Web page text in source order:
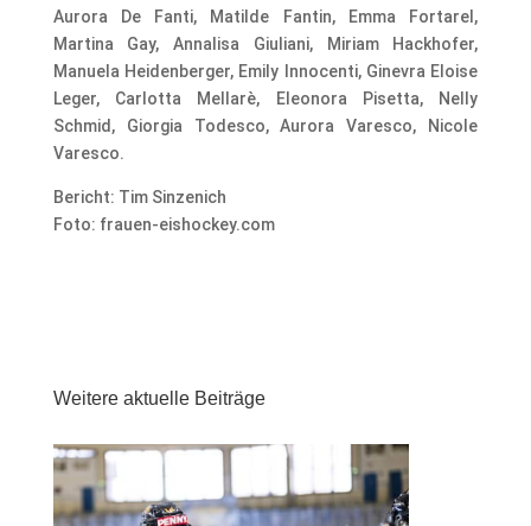
Aurora De Fanti, Matilde Fantin, Emma Fortarel,
Martina Gay, Annalisa Giuliani, Miriam Hackhofer,
Manuela Heidenberger, Emily Innocenti, Ginevra Eloise
Leger, Carlotta Mellarè, Eleonora Pisetta, Nelly
Schmid, Giorgia Todesco, Aurora Varesco, Nicole
Varesco.
Bericht: Tim Sinzenich
Foto: frauen-eishockey.com
Weitere aktuelle Beiträge